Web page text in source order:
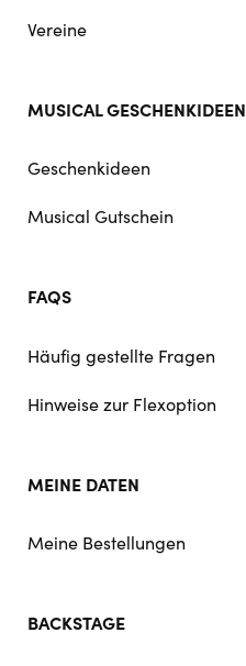
Vereine
MUSICAL GESCHENKIDEEN
Geschenkideen
Musical Gutschein
FAQS
Häufig gestellte Fragen
Hinweise zur Flexoption
MEINE DATEN
Meine Bestellungen
BACKSTAGE